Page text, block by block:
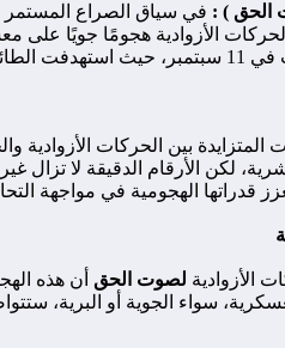
في سياق الصراع المستمر
الحركات الأزوادية هجومًا جويًا
في المنطقة.»
المتزايدة بين الحركات
لكن الأرقام الدقيقة لا تزال
قدراتها الهجومية في مواجهة
الأزوادية لصوت الحق أن هذه
سواء الجوية أو البرية،